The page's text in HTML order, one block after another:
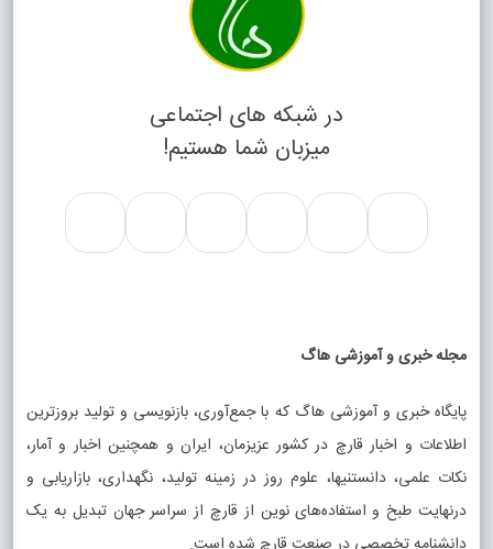
در شبکه های اجتماعی
میزبان شما هستیم!
مجله خبری و آموزشی هاگ
پایگاه خبری و آموزشی هاگ که با جمع‌آوری، بازنویسی و تولید بروزترین
اطلاعات و اخبار قارچ در کشور عزیزمان، ایران و همچنین اخبار و آمار،
نکات علمی، دانستنیها، علوم روز در زمینه تولید، نگهداری، بازاریابی و
درنهایت طبخ و استفاده‌های نوین از قارچ از سراسر جهان تبدیل به یک